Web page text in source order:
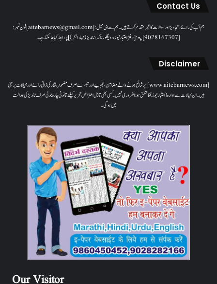
Contact Us
ہم آپ کی رائے، تجاویز اور سوالات کا خیرمقدم کرتے ہیں۔ ہم سےای میل: [aitebarnews@gmail.com]فون نمبر:
[9028167307]پتہ: [دفتر اعتبار نیوز، ، دیگلور ناکہ، ناندیڑ(مہاراشٹر) ] پر رابطہ کیا جاسکتا ہے۔
Disclaimer
[www.aitebarnews.com] پر شائع ہونے والے مضامین، تجزیے اور تبصرے صرف مضمون نگار کی ذاتی رائے اور خیالات پر مبنی
ہیں۔ ان خیالات سے ادارہ (اعتبار نیوز) کا متفق ہونا ضروری نہیں۔ کسی بھی قابل اعتراض تحریر کیلئے قانونی چارہ جوئی صرف ناندیڑ کی عدالت
میں ہوگی۔
Our Visitor